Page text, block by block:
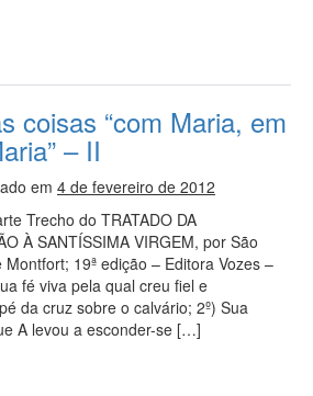
coisas “com Maria, em
– II
em 4 de fevereiro de 2012
Trecho do TRATADO DA
À SANTÍSSIMA VIRGEM, por São
19ª edição – Editora Vozes –
fé viva pela qual creu fiel e
da cruz sobre o calvário; 2º) Sua
A levou a esconder-se […]